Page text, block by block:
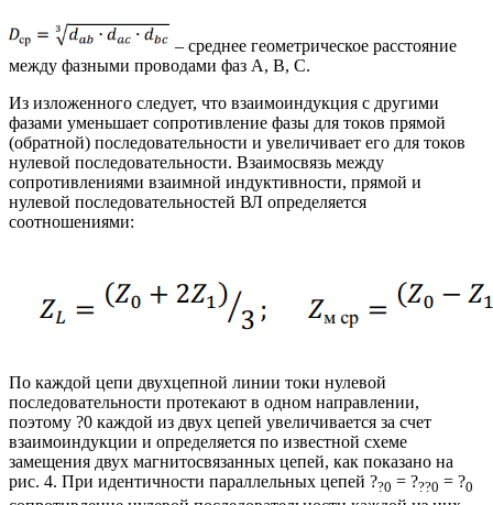
– среднее геометрическое расстояние
между фазными проводами фаз А, В, С.
Из изложенного следует, что взаимоиндукция с другими
фазами уменьшает сопротивление фазы для токов прямой
(обратной) последовательности и увеличивает его для токов
нулевой последовательности. Взаимосвязь между
сопротивлениями взаимной индуктивности, прямой и
нулевой последовательностей ВЛ определяется
соотношениями:
По каждой цепи двухцепной линии токи нулевой
последовательности протекают в одном направлении,
поэтому ?0 каждой из двух цепей увеличивается за счет
взаимоиндукции и определяется по известной схеме
замещения двух магнитосвязанных цепей, как показано на
рис. 4. При идентичности параллельных цепей ??0 = ???0 = ?0